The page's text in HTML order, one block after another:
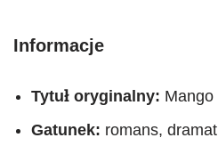
Informacje
Tytuł oryginalny: Mango
Gatunek: romans, dramat